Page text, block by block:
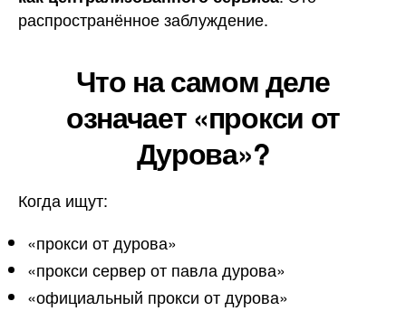
распространённое заблуждение.
Что на самом деле
означает «прокси от
Дурова»?
Когда ищут:
«прокси от дурова»
«прокси сервер от павла дурова»
«официальный прокси от дурова»